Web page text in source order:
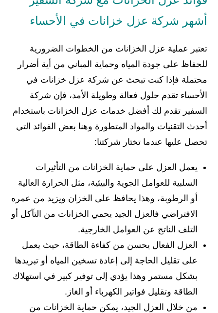
أشهر شركة عزل خزانات في الأحساء
تعتبر عملية عزل الخزانات من الخطوات الضرورية
للحفاظ على جودة المياه وحماية المباني من أية أضرار
محتملة فإذا كنت تبحث عن شركة عزل خزانات في
الأحساء تقدم حلول فعالة وطويلة الأمد، فإن شركة
السفير تقدم لك أفضل خدمات عزل الخزانات باستخدام
أحدث التقنيات والمواد المتطورة وهنا بعض الفوائد التي
تحصل عليها عندما تختار شركتنا:
يعمل العزل على حماية الخزانات من التأثيرات
السلبية للعوامل الجوية والبيئية، مثل الحرارة العالية
أو الرطوبة، وهذا يحافظ على الخزان ويزيد من عمره
الافتراضي فالعزل الجيد يحمي الخزانات من التآكل أو
التلف الناتج عن العوامل الخارجية.
العزل الفعال يحسن من كفاءة الطاقة، حيث يعمل
على تقليل الحاجة إلى إعادة تسخين المياه أو تبريدها
بشكل مستمر وهذا يؤدي إلى توفير كبير في استهلاك
الطاقة وتقليل فواتير الكهرباء أو الغاز.
من خلال العزل الجيد، يمكن حماية الخزانات من